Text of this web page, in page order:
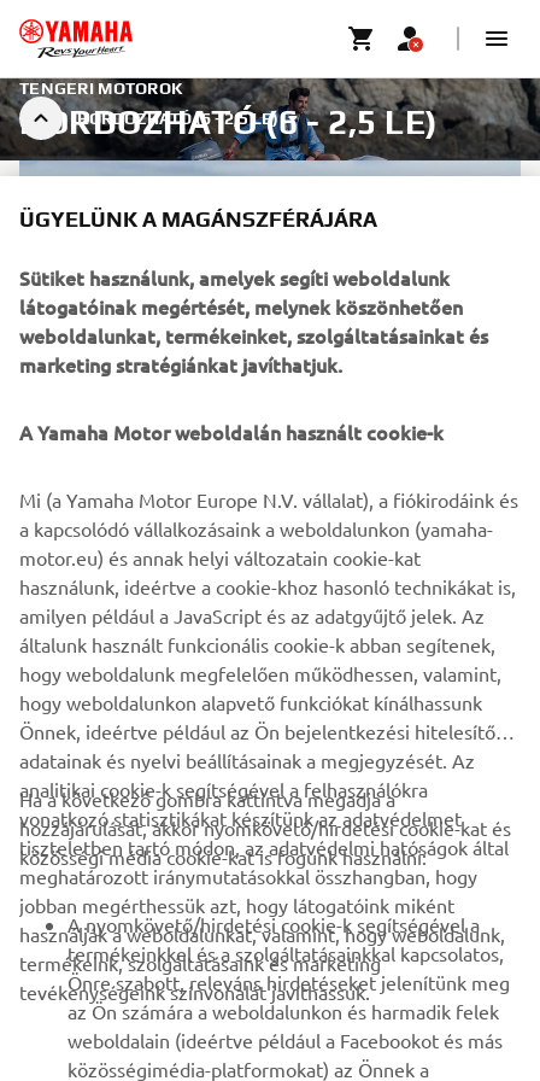
HORDOZHATÓ (6 - 2,5 LE)
TENGERI MOTOROK
HORDOZHATÓ (6 - 2,5 LE)
HARMO 1.0
Brand new integrated electric propulsion unit and
steering control system, featuring the brand’s
signature engineering excellence and innovation.
DISCOVER MORE
VÁLLALATI
B2B
TÖBB YAMAHA
TÁMOGATÁS
ÜGYELÜNK A MAGÁNSZFÉRÁJÁRA
Sütiket használunk, amelyek segíti weboldalunk
látogatóinak megértését, melynek köszönhetően
weboldalunkat, termékeinket, szolgáltatásainkat és
marketing stratégiánkat javíthatjuk.
A Yamaha Motor weboldalán használt cookie-k
Mi (a Yamaha Motor Europe N.V. vállalat), a fiókirodáink és
a kapcsolódó vállalkozásaink a weboldalunkon (yamaha-
motor.eu) és annak helyi változatain cookie-kat
használunk, ideértve a cookie-khoz hasonló technikákat is,
amilyen például a JavaScript és az adatgyűjtő jelek. Az
általunk használt funkcionális cookie-k abban segítenek,
hogy weboldalunk megfelelően működhessen, valamint,
hogy weboldalunkon alapvető funkciókat kínálhassunk
Önnek, ideértve például az Ön bejelentkezési hitelesítő
adatainak és nyelvi beállításainak a megjegyzését. Az
analitikai cookie-k segítségével a felhasználókra
vonatkozó statisztikákat készítünk az adatvédelmet
tiszteletben tartó módon, az adatvédelmi hatóságok által
meghatározott iránymutatásokkal összhangban, hogy
jobban megérthessük azt, hogy látogatóink miként
használják a weboldalunkat, valamint, hogy weboldalunk,
termékeink, szolgáltatásaink és marketing
tevékenységeink színvonalát javíthassuk.
Ha a következő gombra kattintva megadja a
hozzájárulását, akkor nyomkövető/hirdetési cookie-kat és
közösségi média cookie-kat is fogunk használni:
A nyomkövető/hirdetési cookie-k segítségével a
termékeinkkel és a szolgáltatásainkkal kapcsolatos,
Önre szabott, releváns hirdetéseket jelenítünk meg
az Ön számára a weboldalunkon és harmadik felek
weboldalain (ideértve például a Facebookot és más
közösségimédia-platformokat) az Önnek a